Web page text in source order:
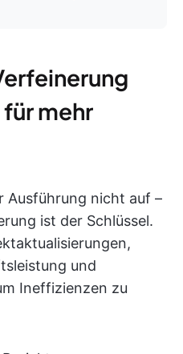
mehr
Ausführung nicht auf –
ist der Schlüssel.
und
Ineffizienzen zu